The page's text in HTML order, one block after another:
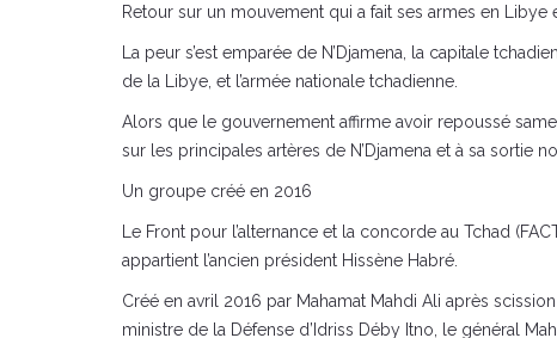
Retour sur un mouvement qui a fait ses armes en
La peur s’est emparée de N’Djamena, la capitale
de la Libye, et l’armée nationale tchadienne.
Alors que le gouvernement affirme avoir repoussé
sur les principales artères de N’Djamena et à sa sortie
Un groupe créé en 2016
Le Front pour l’alternance et la concorde au Tchad
appartient l’ancien président Hissène Habré.
Créé en avril 2016 par Mahamat Mahdi Ali après
ministre de la Défense d’Idriss Déby Itno, le général